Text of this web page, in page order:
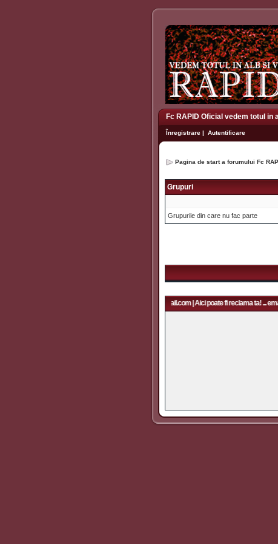
Fc RAPID Oficial vedem totul in
Înregistrare | Autentificare
Pagina de start a forumului Fc
Grupuri
Grupurile din care nu fac parte
Aici poate fi reclama ta! ... email: rapidfans@gmail.com | Aici poate fi reclama ta! ...